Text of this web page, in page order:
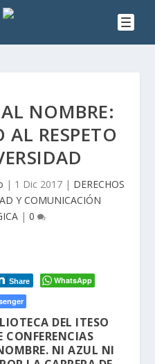
NOMBRE:
RESPETO
| 1 Dic 2017| DERECHOS
Y COMUNICACIÓN
| 0
Share
WhatsApp
DEL ITESO
CONFERENCIAS
NI AZUL NI